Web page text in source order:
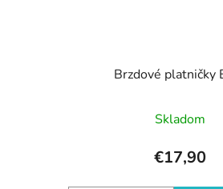
Brzdové platničky
Skladom
€17,90